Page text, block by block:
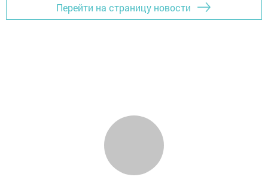
Перейти на страницу новости